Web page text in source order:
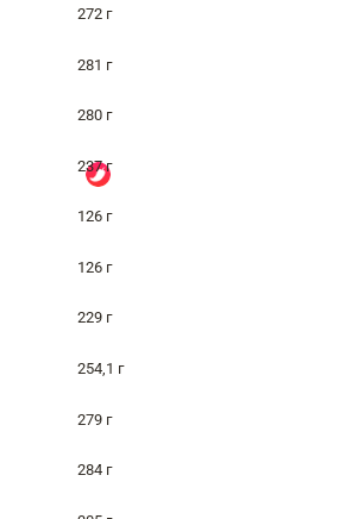
272 г
281 г
280 г
237 г
126 г
126 г
229 г
254,1 г
279 г
284 г